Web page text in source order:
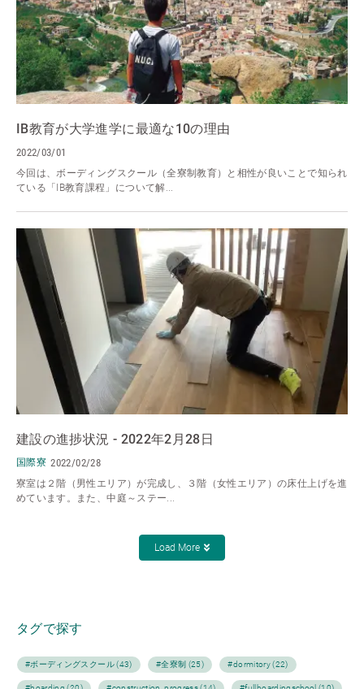
IB教育が大学進学に最適な10の理由
2022/03/01
今回は、ボーディングスクール（全寮制教育）と相性が良いことで知られ
ている「IB教育課程」について解...
建設の進捗状況 - 2022年2月28日
国際寮 2022/02/28
寮室は２階（男性エリア）が完成し、３階（女性エリア）の床仕上げを進
めています。また、中庭～ステー...
Load More
タグで探す
#ボーディングスクール (43) #全寮制 (25) #dormitory (22)